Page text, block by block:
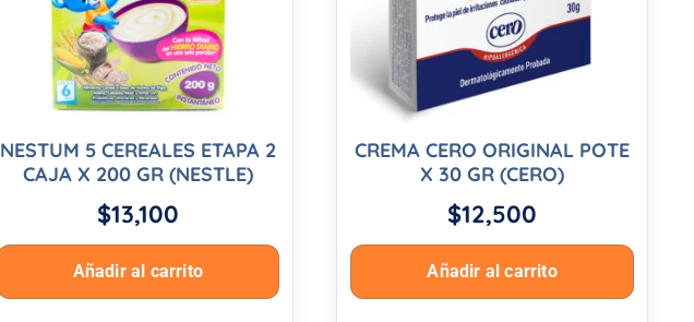
NESTUM 5 CEREALES ETAPA 2
CAJA X 200 GR (NESTLE)
$13,100
Añadir al carrito
CREMA CERO ORIGINAL POTE
X 30 GR (CERO)
$12,500
Añadir al carrito